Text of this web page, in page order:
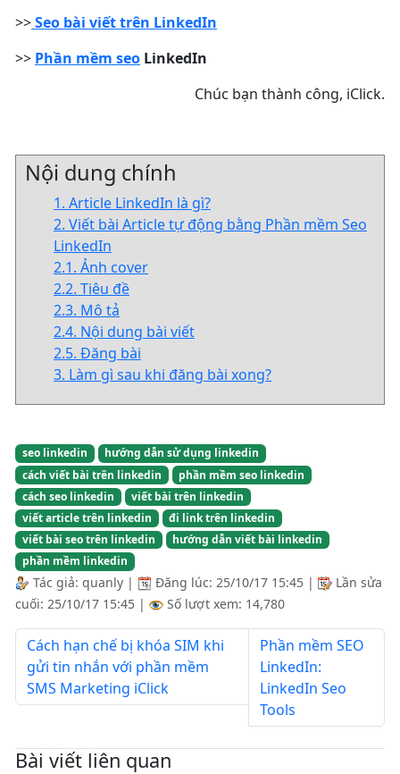
>>Seo bài viết trên LinkedIn
>> Phần mềm seo LinkedIn
Chúc bạn thành công, iClick.
Nội dung chính
1. Article LinkedIn là gì?
2. Viết bài Article tự động bằng Phần mềm Seo
LinkedIn
2.1. Ảnh cover
2.2. Tiêu đề
2.3. Mô tả
2.4. Nội dung bài viết
2.5. Đăng bài
3. Làm gì sau khi đăng bài xong?
seo linkedin
hướng dẫn sử dụng linkedin
cách viết bài trên linkedin
phần mềm seo linkedin
cách seo linkedin
viết bài trên linkedin
viết article trên linkedin
đi link trên linkedin
viết bài seo trên linkedin
hướng dẫn viết bài linkedin
phần mềm linkedin
Tác giả: quanly | Đăng lúc: 25/10/17 15:45 |
Lần sửa
cuối: 25/10/17 15:45 | Số lượt xem: 14,780
Cách hạn chế bị khóa SIM khi
gửi tin nhắn với phần mềm
SMS Marketing iClick
Phần mềm SEO
LinkedIn:
LinkedIn Seo
Tools
Bài viết liên quan